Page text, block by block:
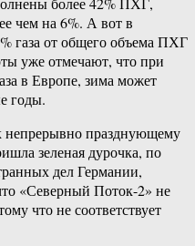
чем на 6%. А вот в
газа от общего объема ПХГ
уже отмечают, что при
в Европе, зима может
годы.
непрерывно празднующему
зеленая дурочка, по
дел Германии,
«Северный Поток-2» не
что не соответствует